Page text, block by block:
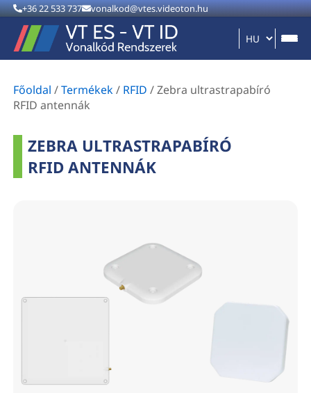
+36 22 533 737 vonalkod@vtes.videoton.hu
Főoldal /Termékek/ RFID /Zebra ultrastrapabíró
RFID antennák
ZEBRA ULTRASTRAPABÍRÓ
RFID ANTENNÁK